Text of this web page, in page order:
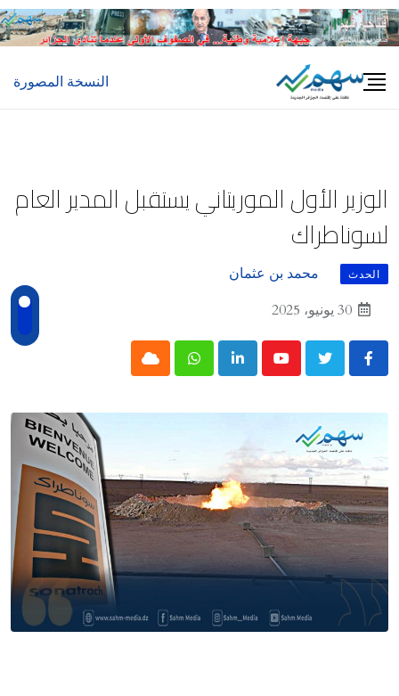
Skip
to
النسخة المصورة
الوزير الأول الموريتاني يستقبل المدير العام
لسوناطراك
الحدث
محمد بن عثمان
30 يونيو، 2025
Youtube
LinkedIn
Whatsapp
Cloud